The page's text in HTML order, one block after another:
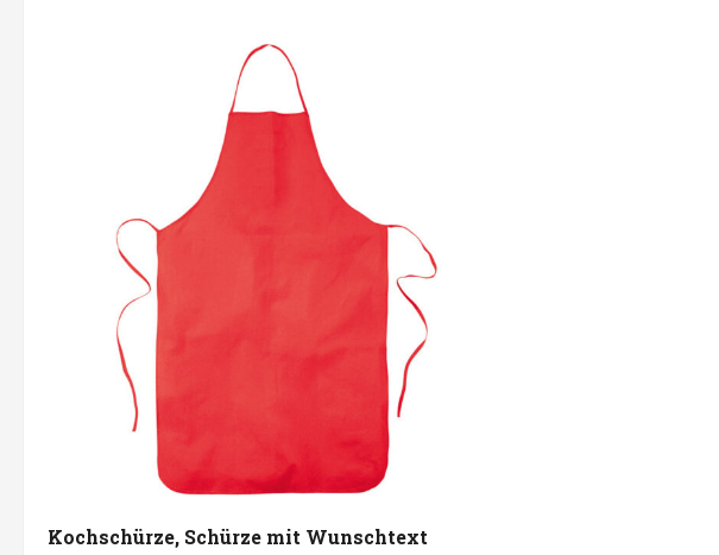
Kochschürze, Schürze mit Wunschtext